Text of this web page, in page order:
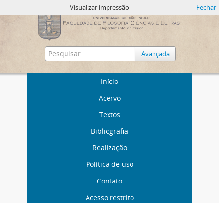
Avançada
Início
Acervo
Textos
Bibliografia
Realização
Política de uso
Contato
Acesso restrito
Visualizar impressão Fechar